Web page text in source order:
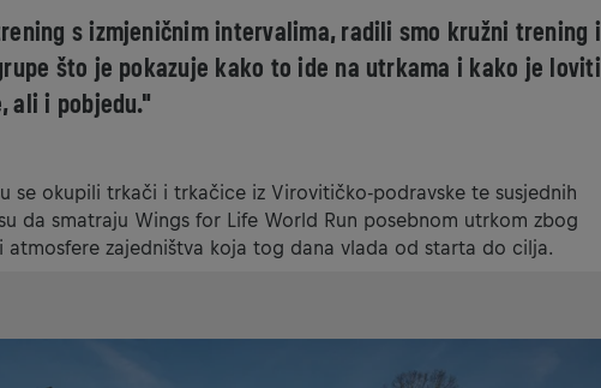
s izmjeničnim intervalima, radili smo kružni trening i
što je pokazuje kako to ide na utrkama i kako je loviti
ali i pobjedu."
se okupili trkači i trkačice iz Virovitičko-podravske te susjednih
da smatraju Wings for Life World Run posebnom utrkom zbog
atmosfere zajedništva koja tog dana vlada od starta do cilja.